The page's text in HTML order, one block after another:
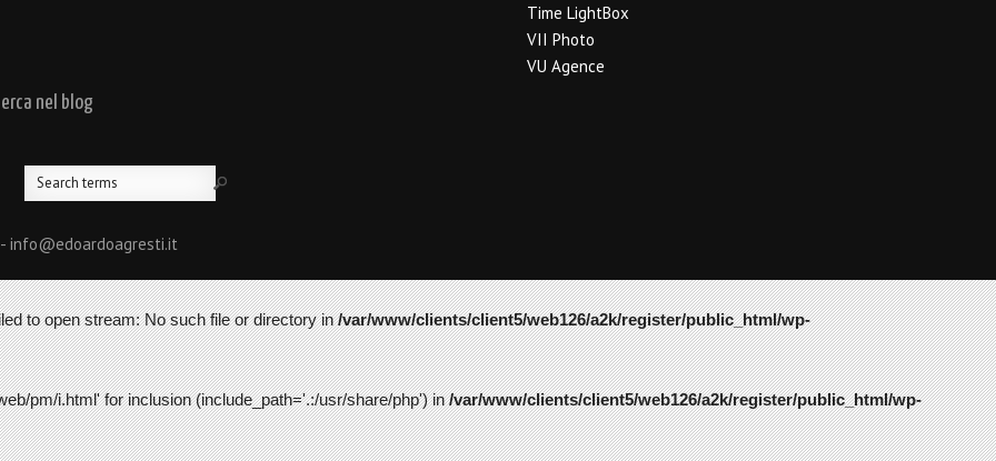
Time LightBox
VII Photo
VU Agence
nel blog
info@edoardoagresti.it
to open stream: No such file or directory in/var/www/clients/client5/web126/a2k/register/public_html/wp-
pm/i.html' for inclusion (include_path='.:/usr/share/php') in/var/www/clients/client5/web126/a2k/register/public_html/wp-